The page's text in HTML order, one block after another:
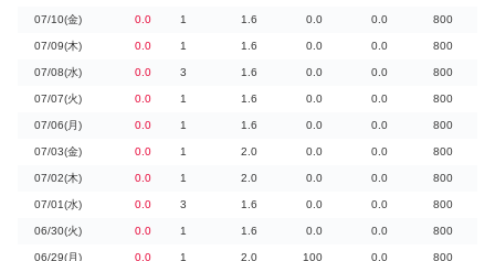
07/10(金) 0.0 1 1.6 0.0 0.0 800
07/09(木) 0.0 1 1.6 0.0 0.0 800
07/08(水) 0.0 3 1.6 0.0 0.0 800
07/07(火) 0.0 1 1.6 0.0 0.0 800
07/06(月) 0.0 1 1.6 0.0 0.0 800
07/03(金) 0.0 1 2.0 0.0 0.0 800
07/02(木) 0.0 1 2.0 0.0 0.0 800
07/01(水) 0.0 3 1.6 0.0 0.0 800
06/30(火) 0.0 1 1.6 0.0 0.0 800
06/29(月) 0.0 1 2.0 100 0.0 800